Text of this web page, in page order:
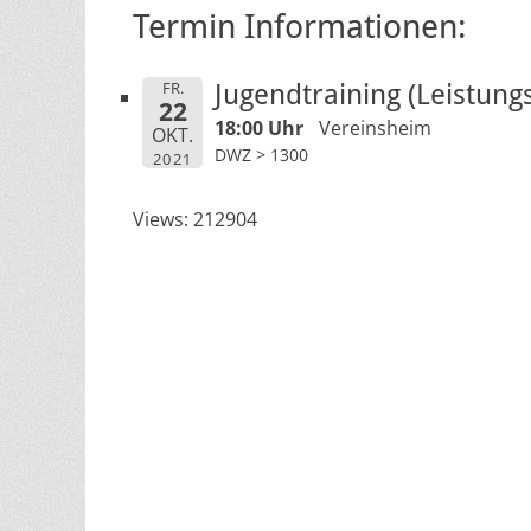
Termin Informationen:
FR.
22
OKT.
2021
Jugendtraining
18:00 Uhr Vereinsheim
DWZ > 1300
Views: 212904